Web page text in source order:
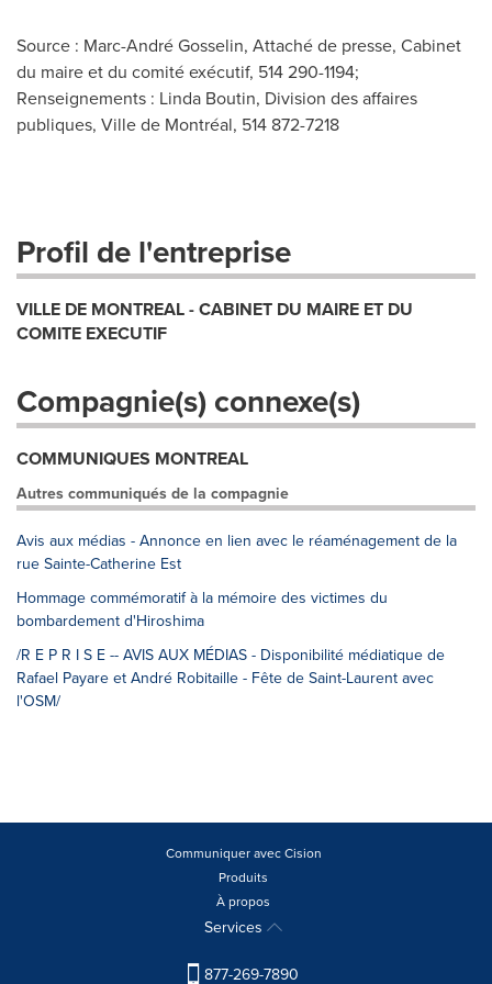
Source : Marc-André Gosselin, Attaché de presse, Cabinet
du maire et du comité exécutif, 514 290-1194;
Renseignements : Linda Boutin, Division des affaires
publiques, Ville de Montréal, 514 872-7218
Profil de l'entreprise
VILLE DE MONTREAL - CABINET DU MAIRE ET DU
COMITE EXECUTIF
Compagnie(s) connexe(s)
COMMUNIQUES MONTREAL
Autres communiqués de la compagnie
Avis aux médias - Annonce en lien avec le réaménagement de la
rue Sainte-Catherine Est
Hommage commémoratif à la mémoire des victimes du
bombardement d'Hiroshima
/R E P R I S E -- AVIS AUX MÉDIAS - Disponibilité médiatique de
Rafael Payare et André Robitaille - Fête de Saint-Laurent avec
l'OSM/
Communiquer avec Cision
Produits
À propos
Services
877-269-7890